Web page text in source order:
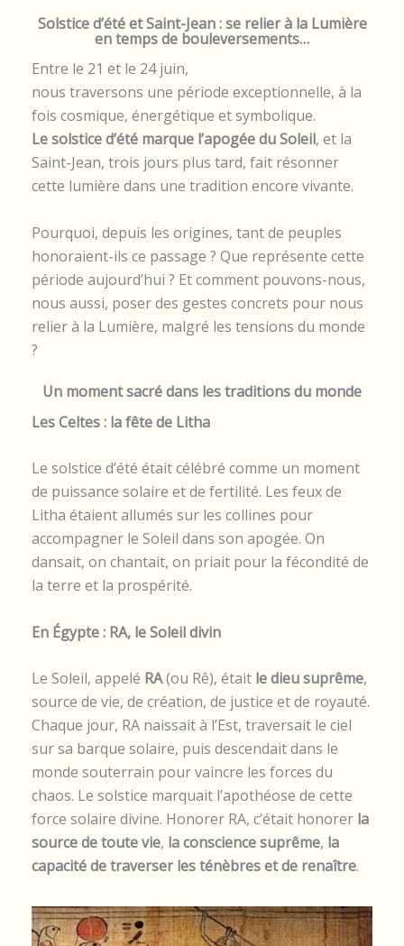
Solstice d’été et Saint-Jean : se relier à la Lumière
en temps de bouleversements…
Entre le 21 et le 24 juin,
nous traversons une période exceptionnelle, à la
fois cosmique, énergétique et symbolique.
Le solstice d’été marque l’apogée du Soleil, et la
Saint-Jean, trois jours plus tard, fait résonner
cette lumière dans une tradition encore vivante.
Pourquoi, depuis les origines, tant de peuples
honoraient-ils ce passage ? Que représente cette
période aujourd’hui ? Et comment pouvons-nous,
nous aussi, poser des gestes concrets pour nous
relier à la Lumière, malgré les tensions du monde
?
Un moment sacré dans les traditions du monde
Les Celtes : la fête de Litha
Le solstice d’été était célébré comme un moment
de puissance solaire et de fertilité. Les feux de
Litha étaient allumés sur les collines pour
accompagner le Soleil dans son apogée. On
dansait, on chantait, on priait pour la fécondité de
la terre et la prospérité.
En Égypte : RA, le Soleil divin
Le Soleil, appelé RA(ou Rê), était le dieu suprême,
source de vie, de création, de justice et de royauté.
Chaque jour, RA naissait à l’Est, traversait le ciel
sur sa barque solaire, puis descendait dans le
monde souterrain pour vaincre les forces du
chaos. Le solstice marquait l’apothéose de cette
force solaire divine. Honorer RA, c’était honorer la
source de toute vie, la conscience suprême, la
capacité de traverser les ténèbres et de renaître.